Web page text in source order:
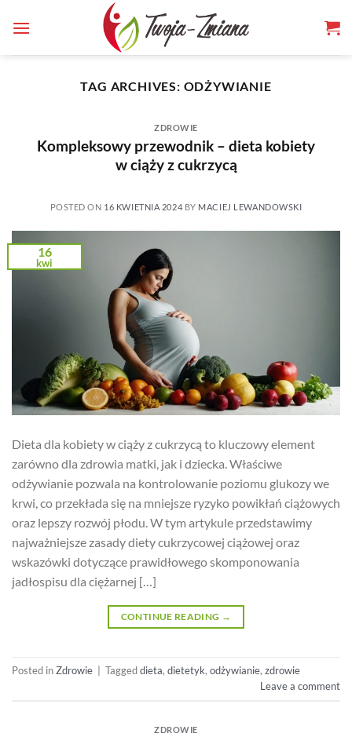
TWOJA-
ZMIANA.PL
TAG ARCHIVES: ODŻYWIANIE
ZDROWIE
Kompleksowy przewodnik – dieta kobiety
w ciąży z cukrzycą
POSTED ON 16 KWIETNIA 2024 BY MACIEJ LEWANDOWSKI
16
kwi
Dieta dla kobiety w ciąży z cukrzycą to kluczowy element
zarówno dla zdrowia matki, jak i dziecka. Właściwe
odżywianie pozwala na kontrolowanie poziomu glukozy we
krwi, co przekłada się na mniejsze ryzyko powikłań ciążowych
oraz lepszy rozwój płodu. W tym artykule przedstawimy
najważniejsze zasady diety cukrzycowej ciążowej oraz
wskazówki dotyczące prawidłowego skomponowania
jadłospisu dla ciężarnej […]
CONTINUE READING →
Posted inZdrowie Taggeddieta, dietetyk, odżywianie, zdrowie
Leave a comment
ZDROWIE